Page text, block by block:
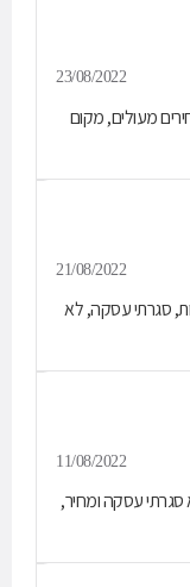
23/08/2022
מעולים, מקום
21/08/2022
סגרתי עסקה, לא
11/08/2022
סגרתי עסקה ומחיר,